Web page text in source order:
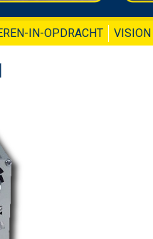
IN-OPDRACHT VISION